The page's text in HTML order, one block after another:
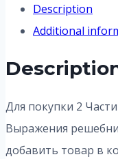
Description
Additional
Для покупки 2
Выражения
добавить товар в